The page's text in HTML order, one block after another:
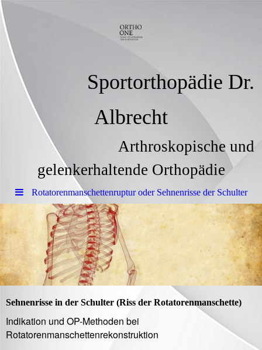
Sportorthopädie Dr.
Albrecht
Arthroskopische und
gelenkerhaltende Orthopädie
Rotatorenmanschettenruptur oder Sehnenrisse der Schulter
Sehnenrisse in der Schulter (Riss der Rotatorenmanschette)
Indikation und OP-Methoden bei
Rotatorenmanschettenrekonstruktion